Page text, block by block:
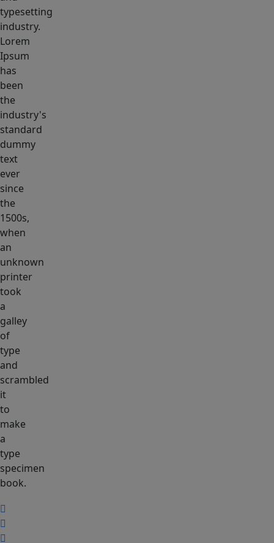
typesetting
industry.
Lorem
Ipsum
has
been
the
industry's
standard
dummy
text
ever
since
the
1500s,
when
an
unknown
printer
took
a
galley
of
type
and
scrambled
it
to
make
a
type
specimen
book.